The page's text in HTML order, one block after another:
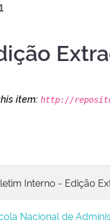
item: http://
Interno - Edição
Nacional de